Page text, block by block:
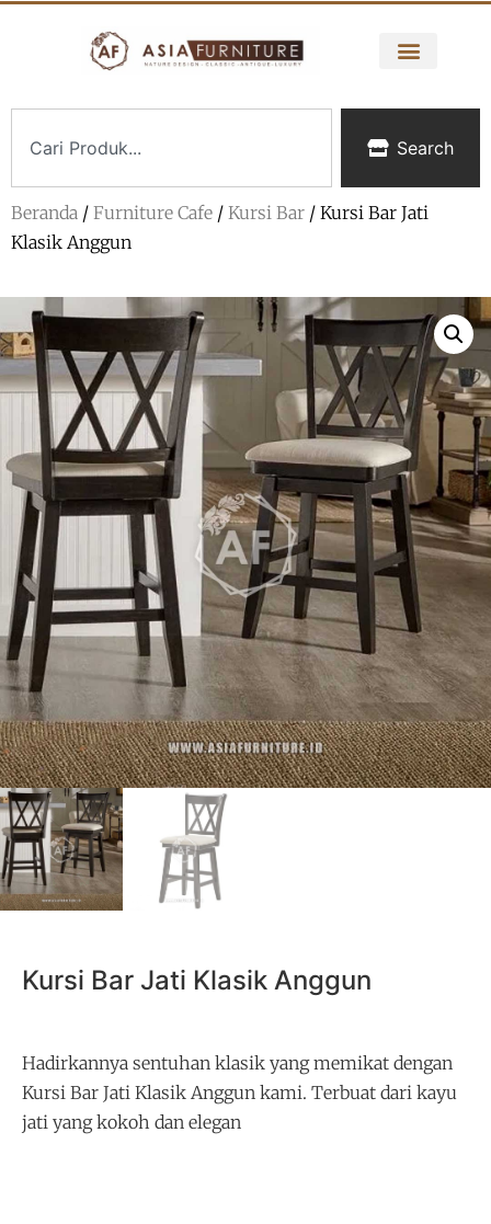
Search
Beranda / Furniture Cafe / Kursi Bar / Kursi Bar Jati
Klasik Anggun
Kursi Bar Jati Klasik Anggun
Hadirkannya sentuhan klasik yang memikat dengan
Kursi Bar Jati Klasik Anggun kami. Terbuat dari kayu
jati yang kokoh dan elegan